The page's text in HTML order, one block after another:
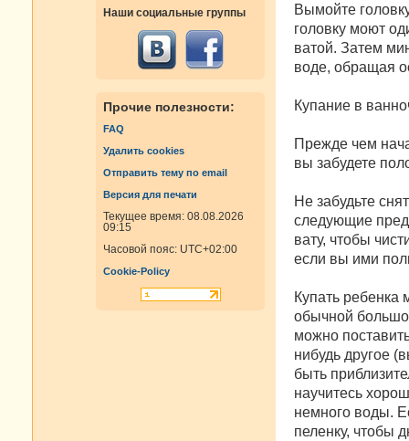
Наши социальные группы
Прочие полезности:
FAQ
Удалить cookies
Отправить тему по email
Версия для печати
Текущее время: 08.08.2026
09:15
Часовой пояс: UTC+02:00
Cookie-Policy
Вымойте
головку моют
ватой. Затем
воде, обращая
Купание в
Прежде чем
вы забудете
Не забудьте
следующие
вату, чтобы
если вы ими
Купать ребенка
обычной
можно
нибудь другое
быть
научитесь
немного воды.
пеленку, чтобы